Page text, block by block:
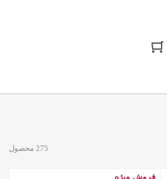
275 محصول
فروش ویژه